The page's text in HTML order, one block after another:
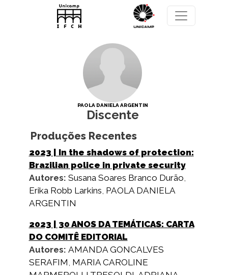
Pular para o conteúdo principal
PAOLA DANIELA ARGENTIN
Discente
Produções Recentes
2023 | In the shadows of protection:
Brazilian police in private security
Autores: Susana Soares Branco Durão
Erika Robb Larkins PAOLA DANIELA
ARGENTIN
2023 | 30 ANOS DA TEMÁTICAS: CARTA
DO COMITÊ EDITORIAL
Autores: AMANDA GONCALVES
SERAFIM MARIA CAROLINE